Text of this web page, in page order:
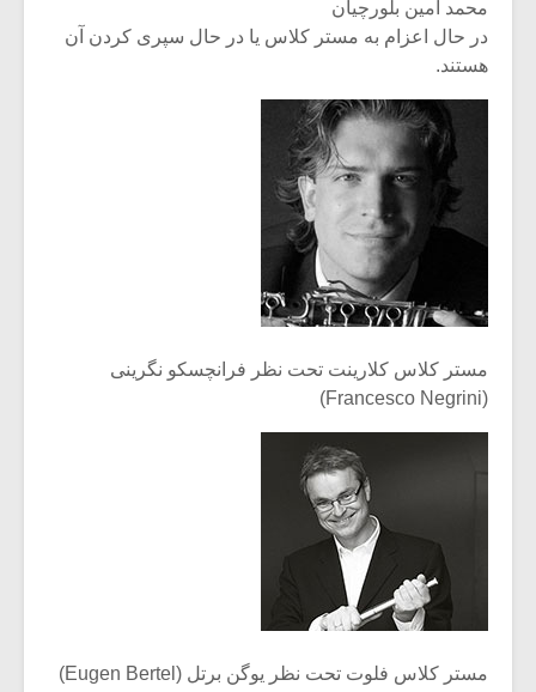
محمد امین بلورچیان
در حال اعزام به مستر کلاس یا در حال سپری کردن آن
هستند.
مستر کلاس کلارینت تحت نظر فرانچسکو نگرینی
(Francesco Negrini)
مستر کلاس فلوت تحت نظر یوگن برتل (Eugen Bertel)